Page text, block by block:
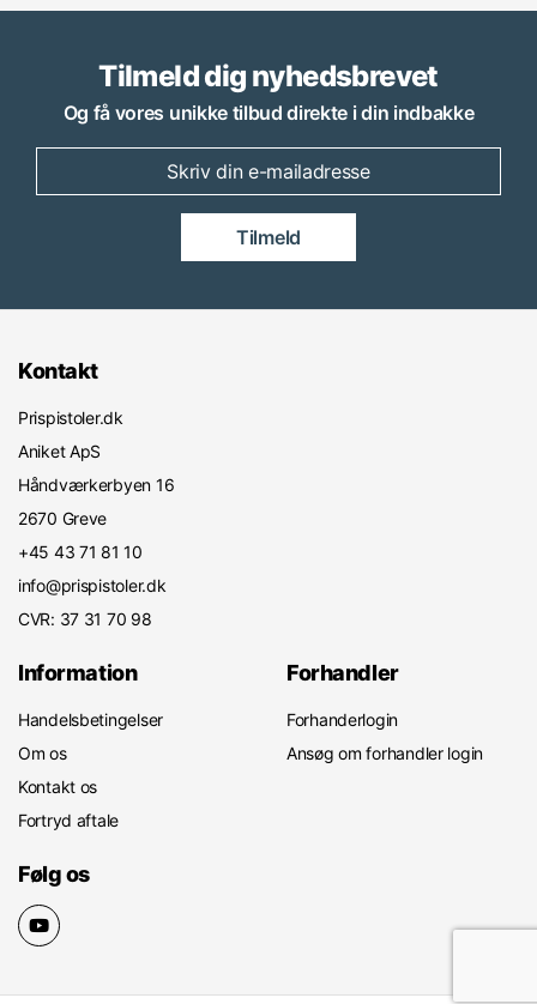
Tilmeld dig nyhedsbrevet
Og få vores unikke tilbud direkte i din indbakke
Tilmeld
Kontakt
Prispistoler.dk
Aniket ApS
Håndværkerbyen 16
2670 Greve
+45 43 71 81 10
info@prispistoler.dk
CVR: 37 31 70 98
Information
Handelsbetingelser
Om os
Kontakt os
Fortryd aftale
Forhandler
Forhanderlogin
Ansøg om forhandler login
Følg os